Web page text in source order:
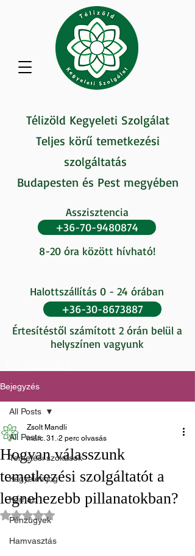
Télizöld Kegyeleti Szolgálat
Teljes körű temetkezési
szolgáltatás
Budapesten és Pest megyében
Asszisztencia
8-20 óra között hívható!
+36-70-9480874
Halottszállítás 0 - 24 órában
Értesítéstől számított 2 órán belül a
helyszínen vagyunk
+36-30-8673887
Bejegyzés
All Posts
Temetési szokások
Kegyeleti jog
Kórház
Pénzügyek
Hamvasztás
All Posts
Hogyan válasszunk
temetkezési szolgáltatót a
legnehezebb pillanatokban?
Zsolt Mandli
márc. 31. 2 perc olvasás
NaN csillagot kapott az 5-ből.